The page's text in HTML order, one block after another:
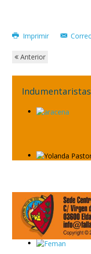
Imprimir
Anterior